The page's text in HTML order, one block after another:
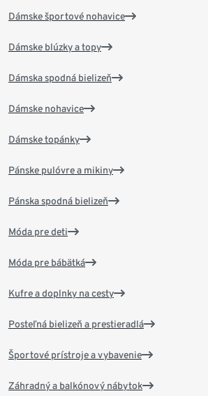
Dámske športové nohavice
Dámske blúzky a topy
Dámska spodná bielizeň
Dámske nohavice
Dámske topánky
Pánske pulóvre a mikiny
Pánska spodná bielizeň
Móda pre deti
Móda pre bábätká
Kufre a doplnky na cesty
Posteľná bielizeň a prestieradlá
Športové prístroje a vybavenie
Záhradný a balkónový nábytok